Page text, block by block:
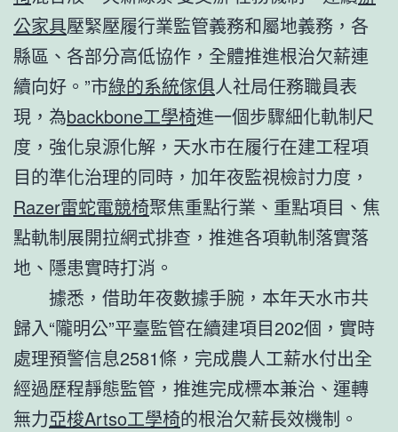
公家具壓緊壓履行業監管義務和屬地義務，各
縣區、各部分高低協作，全體推進根治欠薪連
續向好。”市綠的系統傢俱人社局任務職員表
現，為backbone工學椅進一個步驟細化軌制尺
度，強化泉源化解，天水市在履行在建工程項
目的準化治理的同時，加年夜監視檢討力度，
Razer雷蛇電競椅聚焦重點行業、重點項目、焦
點軌制展開拉網式排查，推進各項軌制落實落
地、隱患實時打消。
據悉，借助年夜數據手腕，本年天水市共
歸入“隴明公”平臺監管在續建項目202個，實時
處理預警信息2581條，完成農人工薪水付出全
經過歷程靜態監管，推進完成標本兼治、運轉
無力亞梭Artso工學椅的根治欠薪長效機制。